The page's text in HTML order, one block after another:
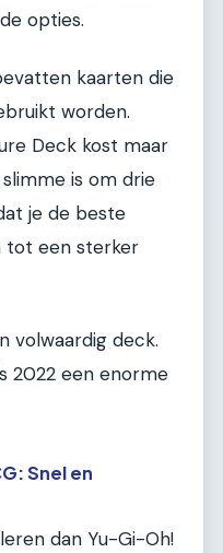
opties.
kaarten die
worden.
Deck kost maar
is om drie
je de beste
tot een sterker
volwaardig deck.
2022 een enorme
Snel en
dan Yu-Gi-Oh!